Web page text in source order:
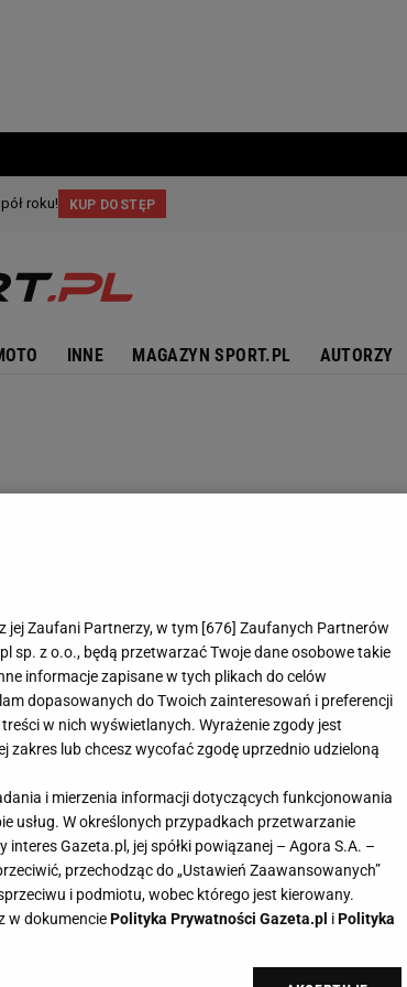
INNE MAGAZYN SPORT.PL AUTORZY
jej Zaufani Partnerzy, w tym [676] Zaufanych Partnerów
sp. z o.o., będą przetwarzać Twoje dane osobowe takie
informacje zapisane w tych plikach do celów
dopasowanych do Twoich zainteresowań i preferencji
w nich wyświetlanych. Wyrażenie zgody jest
zakres lub chcesz wycofać zgodę uprzednio udzieloną
i mierzenia informacji dotyczących funkcjonowania
usług. W określonych przypadkach przetwarzanie
Gazeta.pl, jej spółki powiązanej – Agora S.A. –
przechodząc do „Ustawień Zaawansowanych”
i podmiotu, wobec którego jest kierowany.
w dokumenciePolityka Prywatności Gazeta.pl iPolityka